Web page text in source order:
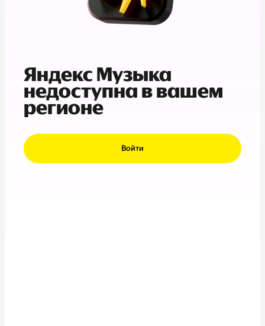
Яндекс Музыка
недоступна в вашем
регионе
Войти